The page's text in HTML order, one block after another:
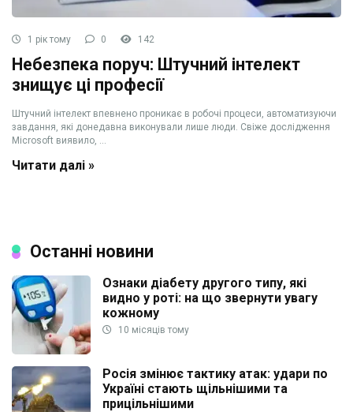
1 рік тому 0 142
Небезпека поруч: Штучний інтелект
знищує ці професії
Штучний інтелект впевнено проникає в робочі процеси, автоматизуючи
завдання, які донедавна виконували лише люди. Свіже дослідження
Microsoft виявило, ...
Читати далі »
Останні новини
Ознаки діабету другого типу, які
видно у роті: на що звернути увагу
кожному
10 місяців тому
Росія змінює тактику атак: удари по
Україні стають щільнішими та
прицільнішими